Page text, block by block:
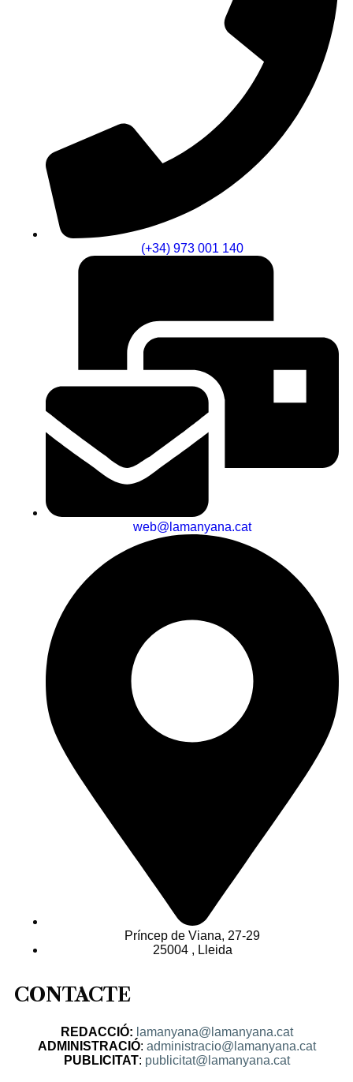
(+34) 973 001 140
web@lamanyana.cat
Príncep de Viana, 27-29
25004 , Lleida
CONTACTE
REDACCIÓ: lamanyana@lamanyana.cat
ADMINISTRACIÓ: administracio@lamanyana.cat
PUBLICITAT: publicitat@lamanyana.cat